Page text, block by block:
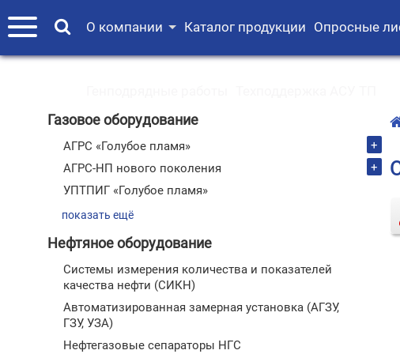
О компании Каталог продукции Опросные
Газовое оборудование
АГРС «Голубое пламя»
+
АГРС-НП нового поколения
+
УПТПИГ «Голубое пламя»
показать ещё
Нефтяное оборудование
Системы измерения количества и показателей
качества нефти (СИКН)
Автоматизированная замерная установка (АГЗУ,
ГЗУ, УЗА)
Нефтегазовые сепараторы НГС